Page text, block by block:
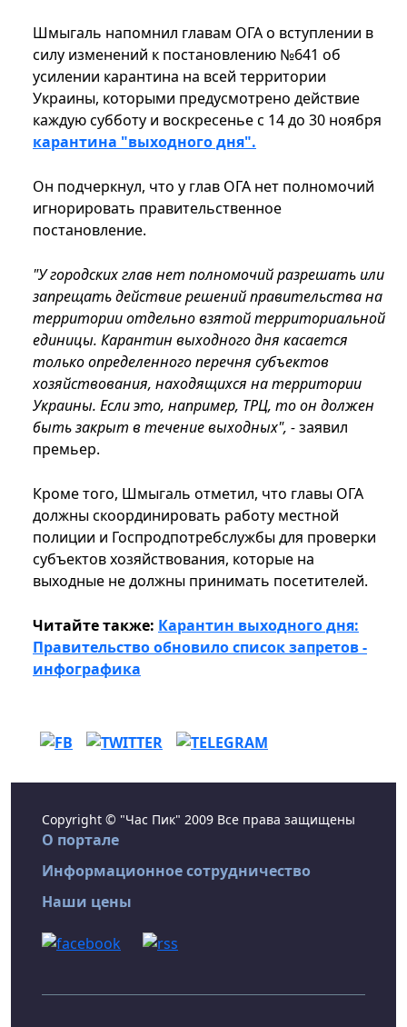
Шмыгаль напомнил главам ОГА о вступлении в
силу изменений к постановлению №641 об
усилении карантина на всей территории
Украины, которыми предусмотрено действие
каждую субботу и воскресенье с 14 до 30 ноября
карантина "выходного дня".
Он подчеркнул, что у глав ОГА нет полномочий
игнорировать правительственное
постановление.
"У городских глав нет полномочий разрешать или
запрещать действие решений правительства на
территории отдельно взятой территориальной
единицы. Карантин выходного дня касается
только определенного перечня субъектов
хозяйствования, находящихся на территории
Украины. Если это, например, ТРЦ, то он должен
быть закрыт в течение выходных", -заявил
премьер.
Кроме того, Шмыгаль отметил, что главы ОГА
должны скоординировать работу местной
полиции и Госпродпотребслужбы для проверки
субъектов хозяйствования, которые на
выходные не должны принимать посетителей.
Читайте также: Карантин выходного дня:
Правительство обновило список запретов -
инфографика
Copyright © "Час Пик" 2009 Все права защищены
О портале
Информационное сотрудничество
Наши цены